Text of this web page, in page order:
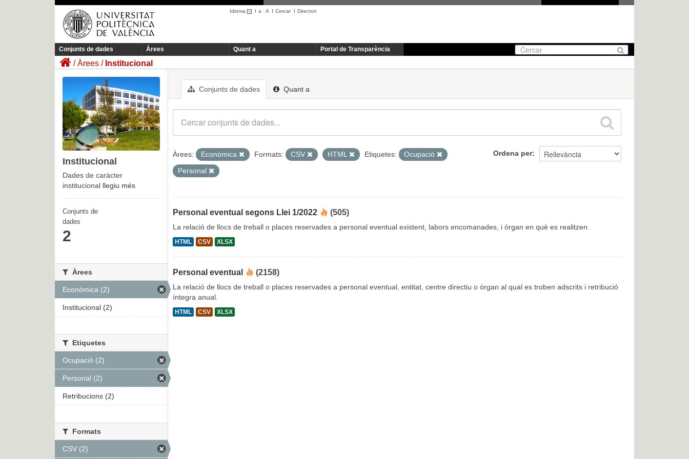
Idioma I a ·A I CercarI Directori
Conjunts de dades Àrees Quant a Portal de Transparència
Àrees Institucional
Conjunts de dades Quant a
Ordena per
Àrees: Econòmica Formats: CSV HTML Etiquetes:
Ocupació
Personal
Personal eventual segons Llei 1/2022 (505)
La relació de llocs de treball o places reservades a personal eventual existent, labors encomanades, i òrgan en què es realitzen.
HTML CSV XLSX
Personal eventual (2158)
La relació de llocs de treball o places reservades a personal eventual, entitat, centre directiu o òrgan al qual es troben adscrits i retribució
íntegra anual.
HTML CSV XLSX
Institucional
Dades de caràcter
institucional llegiu més
Conjunts de
dades
2
Àrees
Econòmica (2)
Institucional (2)
Etiquetes
Ocupació (2)
Personal (2)
Retribucions (2)
Formats
CSV (2)